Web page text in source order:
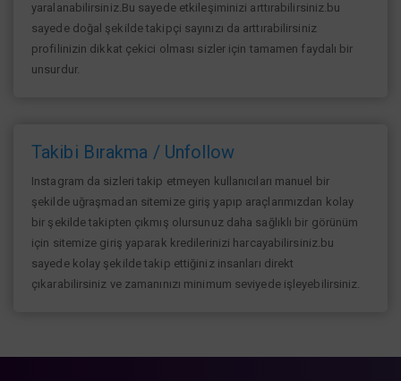
yaralanabilirsiniz.Bu sayede etkileşiminizi arttırabilirsiniz.bu
sayede doğal şekilde takipçi sayınızı da arttırabilirsiniz
profilinizin dikkat çekici olması sizler için tamamen faydalı bir
unsurdur.
Takibi Bırakma / Unfollow
Instagram da sizleri takip etmeyen kullanıcıları manuel bir
şekilde uğraşmadan sitemize giriş yapıp araçlarımızdan kolay
bir şekilde takipten çıkmış olursunuz daha sağlıklı bir görünüm
için sitemize giriş yaparak kredilerinizi harcayabilirsiniz.bu
sayede kolay şekilde takip ettiğiniz insanları direkt
çıkarabilirsiniz ve zamanınızı minimum seviyede işleyebilirsiniz.